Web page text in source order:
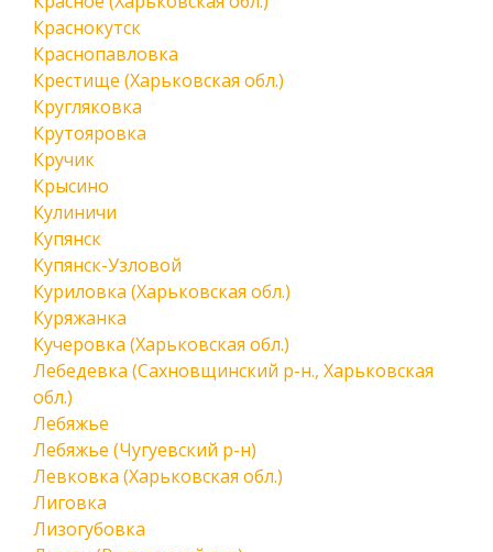
Краснокутск
Краснопавловка
Крестище (Харьковская обл.)
Кругляковка
Крутояровка
Кручик
Крысино
Кулиничи
Купянск
Купянск-Узловой
Куриловка (Харьковская обл.)
Куряжанка
Кучеровка (Харьковская обл.)
Лебедевка (Сахновщинский р-н., Харьковская
обл.)
Лебяжье
Лебяжье (Чугуевский р-н)
Левковка (Харьковская обл.)
Лиговка
Лизогубовка